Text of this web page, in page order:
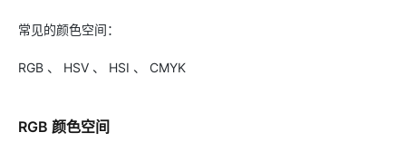
常见的颜色空间：
RGB 、 HSV 、 HSI 、 CMYK
RGB 颜色空间